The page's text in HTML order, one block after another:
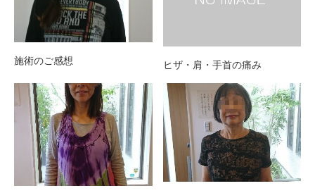
施術のご感想 ヒザ・肩・手首の痛み